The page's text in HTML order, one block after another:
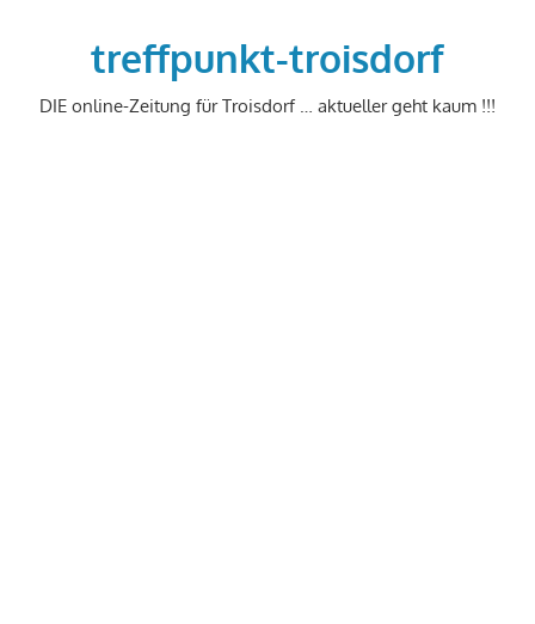
treffpunkt-troisdorf
DIE online-Zeitung für Troisdorf … aktueller geht kaum !!!